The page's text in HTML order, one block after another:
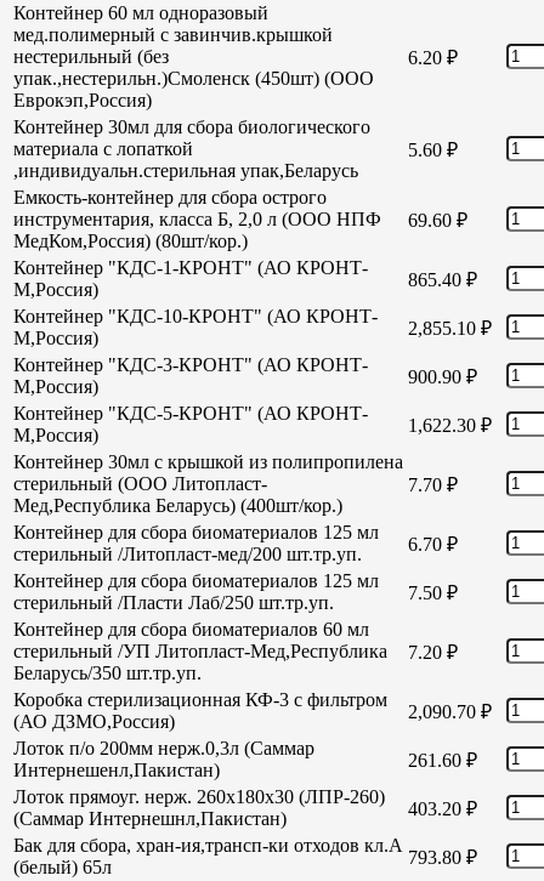
Контейнер 60 мл одноразовый
мед.полимерный с завинчив.крышкой
нестерильный (без
упак.,нестерильн.)Смоленск (450шт) (ООО
Еврокэп,Россия)
6.20 ₽
Контейнер 30мл для сбора биологического
материала с лопаткой
,индивидуальн.стерильная упак,Беларусь
5.60 ₽
Емкость-контейнер для сбора острого
инструментария, класса Б, 2,0 л (ООО НПФ
МедКом,Россия) (80шт/кор.)
69.60 ₽
Контейнер "КДС-1-КРОНТ" (АО КРОНТ-
М,Россия)
865.40 ₽
Контейнер "КДС-10-КРОНТ" (АО КРОНТ-
М,Россия)
2,855.10 ₽
Контейнер "КДС-3-КРОНТ" (АО КРОНТ-
М,Россия)
900.90 ₽
Контейнер "КДС-5-КРОНТ" (АО КРОНТ-
М,Россия)
1,622.30 ₽
Контейнер 30мл с крышкой из полипропилена
стерильный (ООО Литопласт-
Мед,Республика Беларусь) (400шт/кор.)
7.70 ₽
Контейнер для сбора биоматериалов 125 мл
стерильный /Литопласт-мед/200 шт.тр.уп.
6.70 ₽
Контейнер для сбора биоматериалов 125 мл
стерильный /Пласти Лаб/250 шт.тр.уп.
7.50 ₽
Контейнер для сбора биоматериалов 60 мл
стерильный /УП Литопласт-Мед,Республика
Беларусь/350 шт.тр.уп.
7.20 ₽
Коробка стерилизационная КФ-3 с фильтром
(АО ДЗМО,Россия)
2,090.70 ₽
Лоток п/о 200мм нерж.0,3л (Саммар
Интернешенл,Пакистан)
261.60 ₽
Лоток прямоуг. нерж. 260х180х30 (ЛПР-260)
(Саммар Интернешнл,Пакистан)
403.20 ₽
Бак для сбора, хран-ия,трансп-ки отходов кл.А
(белый) 65л
793.80 ₽